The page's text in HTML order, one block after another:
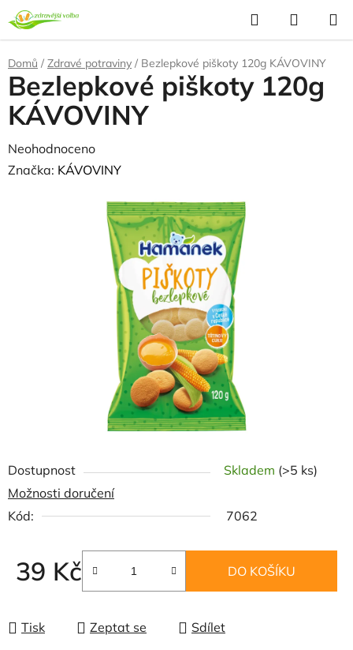
Přejít
na
obsah
Hledat
KOŠÍK
Domů / Zdravé potraviny / Bezlepkové piškoty 120g KÁVOVINY
Dostupnost Skladem (>5 ks)
Možnosti doručení
Kód:
7062
39 Kč
Měrná cena:
DO KOŠÍKU
Tisk Zeptat se Sdílet
Bezlepkové piškoty 120g
KÁVOVINY
Průměrné
hodnocení
Neohodnoceno
Značka: KÁVOVINY